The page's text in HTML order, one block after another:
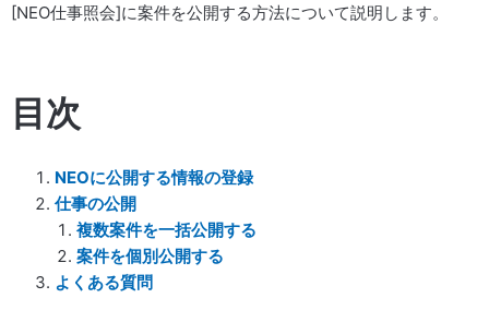
[NEO仕事照会]に案件を公開する方法について説明します。
目次
NEOに公開する情報の登録
仕事の公開
複数案件を一括公開する
案件を個別公開する
よくある質問